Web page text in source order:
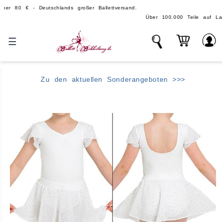
€ - Deutschlands großer Ballettversand.
Über 100.000 Teile auf Lager -
☰
Zu den aktuellen Sonderangeboten >>>